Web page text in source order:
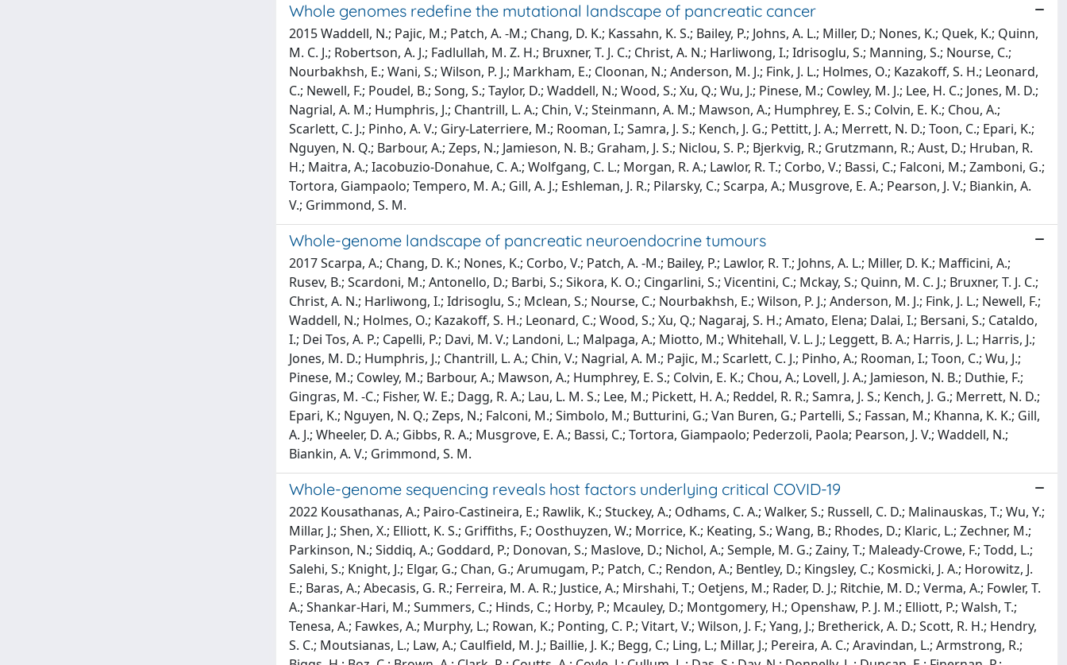
Whole genomes redefine the mutational landscape of pancreatic cancer
2015 Waddell, N.; Pajic, M.; Patch, A. -M.; Chang, D. K.; Kassahn, K. S.; Bailey, P.; Johns, A. L.; Miller, D.; Nones, K.; Quek, K.; Quinn,
M. C. J.; Robertson, A. J.; Fadlullah, M. Z. H.; Bruxner, T. J. C.; Christ, A. N.; Harliwong, I.; Idrisoglu, S.; Manning, S.; Nourse, C.;
Nourbakhsh, E.; Wani, S.; Wilson, P. J.; Markham, E.; Cloonan, N.; Anderson, M. J.; Fink, J. L.; Holmes, O.; Kazakoff, S. H.; Leonard,
C.; Newell, F.; Poudel, B.; Song, S.; Taylor, D.; Waddell, N.; Wood, S.; Xu, Q.; Wu, J.; Pinese, M.; Cowley, M. J.; Lee, H. C.; Jones, M. D.;
Nagrial, A. M.; Humphris, J.; Chantrill, L. A.; Chin, V.; Steinmann, A. M.; Mawson, A.; Humphrey, E. S.; Colvin, E. K.; Chou, A.;
Scarlett, C. J.; Pinho, A. V.; Giry-Laterriere, M.; Rooman, I.; Samra, J. S.; Kench, J. G.; Pettitt, J. A.; Merrett, N. D.; Toon, C.; Epari, K.;
Nguyen, N. Q.; Barbour, A.; Zeps, N.; Jamieson, N. B.; Graham, J. S.; Niclou, S. P.; Bjerkvig, R.; Grutzmann, R.; Aust, D.; Hruban, R.
H.; Maitra, A.; Iacobuzio-Donahue, C. A.; Wolfgang, C. L.; Morgan, R. A.; Lawlor, R. T.; Corbo, V.; Bassi, C.; Falconi, M.; Zamboni, G.;
Tortora, Giampaolo; Tempero, M. A.; Gill, A. J.; Eshleman, J. R.; Pilarsky, C.; Scarpa, A.; Musgrove, E. A.; Pearson, J. V.; Biankin, A.
V.; Grimmond, S. M.
Whole-genome landscape of pancreatic neuroendocrine tumours
2017 Scarpa, A.; Chang, D. K.; Nones, K.; Corbo, V.; Patch, A. -M.; Bailey, P.; Lawlor, R. T.; Johns, A. L.; Miller, D. K.; Mafficini, A.;
Rusev, B.; Scardoni, M.; Antonello, D.; Barbi, S.; Sikora, K. O.; Cingarlini, S.; Vicentini, C.; Mckay, S.; Quinn, M. C. J.; Bruxner, T. J. C.;
Christ, A. N.; Harliwong, I.; Idrisoglu, S.; Mclean, S.; Nourse, C.; Nourbakhsh, E.; Wilson, P. J.; Anderson, M. J.; Fink, J. L.; Newell, F.;
Waddell, N.; Holmes, O.; Kazakoff, S. H.; Leonard, C.; Wood, S.; Xu, Q.; Nagaraj, S. H.; Amato, Elena; Dalai, I.; Bersani, S.; Cataldo,
I.; Dei Tos, A. P.; Capelli, P.; Davi, M. V.; Landoni, L.; Malpaga, A.; Miotto, M.; Whitehall, V. L. J.; Leggett, B. A.; Harris, J. L.; Harris, J.;
Jones, M. D.; Humphris, J.; Chantrill, L. A.; Chin, V.; Nagrial, A. M.; Pajic, M.; Scarlett, C. J.; Pinho, A.; Rooman, I.; Toon, C.; Wu, J.;
Pinese, M.; Cowley, M.; Barbour, A.; Mawson, A.; Humphrey, E. S.; Colvin, E. K.; Chou, A.; Lovell, J. A.; Jamieson, N. B.; Duthie, F.;
Gingras, M. -C.; Fisher, W. E.; Dagg, R. A.; Lau, L. M. S.; Lee, M.; Pickett, H. A.; Reddel, R. R.; Samra, J. S.; Kench, J. G.; Merrett, N. D.;
Epari, K.; Nguyen, N. Q.; Zeps, N.; Falconi, M.; Simbolo, M.; Butturini, G.; Van Buren, G.; Partelli, S.; Fassan, M.; Khanna, K. K.; Gill,
A. J.; Wheeler, D. A.; Gibbs, R. A.; Musgrove, E. A.; Bassi, C.; Tortora, Giampaolo; Pederzoli, Paola; Pearson, J. V.; Waddell, N.;
Biankin, A. V.; Grimmond, S. M.
Whole-genome sequencing reveals host factors underlying critical COVID-19
2022 Kousathanas, A.; Pairo-Castineira, E.; Rawlik, K.; Stuckey, A.; Odhams, C. A.; Walker, S.; Russell, C. D.; Malinauskas, T.; Wu, Y.; Millar, J.; Shen, X.; Elliott, K. S.; Griffiths, F.; Oosthuyzen, W.; Morrice, K.; Keating, S.; Wang, B.; Rhodes, D.; Klaric, L.; Zechner, M.; Parkinson, N.; Siddiq, A.; Goddard, P.; Donovan, S.; Maslove, D.; Nichol, A.; Semple, M. G.; Zainy, T.; Maleady-Crowe, F.; Todd, L.; Salehi, S.; Knight, J.; Elgar, G.; Chan, G.; Arumugam, P.; Patch, C.; Rendon, A.; Bentley, D.; Kingsley, C.; Kosmicki, J. A.; Horowitz, J. E.; Baras, A.; Abecasis, G. R.; Ferreira, M. A. R.; Justice, A.; Mirshahi, T.; Oetjens, M.; Rader, D. J.; Ritchie, M. D.; Verma, A.; Fowler, T. A.; Shankar-Hari, M.; Summers, C.; Hinds, C.; Horby, P.; Mcauley, D.; Montgomery, H.; Openshaw, P. J. M.; Elliott, P.; Walsh, T.; Tenesa, A.; Fawkes, A.; Murphy, L.; Rowan, K.; Ponting, C. P.; Vitart, V.; Wilson, J. F.; Yang, J.; Bretherick, A. D.; Scott, R. H.; Hendry, S. C.; Moutsianas, L.; Law, A.; Caulfield, M. J.; Baillie, J. K.; Begg, C.; Ling, L.; Millar, J.; Pereira, A. C.; Aravindan, L.; Armstrong, R.; Biggs, H.; Boz, C.; Brown, A.; Clark, R.; Coutts, A.; Coyle, J.; Cullum, L.; Das, S.; Day, N.; Donnelly, L.; Duncan, E.; Finernan, P.; Fourman, M. H.; Furlong, A.; Furniss, J.; Gallagher, B.; Gilchrist, T.; Golightly, A.; Hafezi, K.; Hamilton, D.; Hendry, R.; Law, D.; Law, R.; Law, S.; Lidstone-Scott, R.; Macgillivray, L.; Maclean, A.; Mal, H.; Mccafferty, S.; Mcmaster, E.; Meikle, J.; Moore, S. C.; Murphy, S.; Hellen, M.; Zheng, C.; Chen, J.; Paterson, T.; Schon, K.; Stenhouse, A.; Das, M.; Swets, M.; Szoor-McElhinney, H.; Taneski, F.; Turtle, L.; Wackett, T.; Ward, M.; Weaver, J.; Wrobel, N.; Arbane, G.; Bociek, A.; Campos, S.; Grau, N.; Jones, T. O.; Lim, R.; Marotti, M.; Ostermann, M.; Whitton, C.; Alldis, Z.; Astin-Chamberlain, R.; Bibi, F.; Biddle, J.; Blow, S.; Bolton, M.; Borra, C.; Bowles, R.; Burton, M.; Choudhury, Y.; Collier, D.; Cox, A.; Easthope, A.; Ebano, P.; Fotiadis, S.; Gurasashvili, J.; Halls, R.; Hartridge, P.; Kallon, D.; Kassam, J.; Lancoma-Malcolm, I.; Matharu, M.; May, P.; Mitchelmore, O.; Newman, T.; Patel, M.; Pheby, J.; Pinzuti, I.; Prime, Z.; Prysyazhna, O.; Shiel, J.; Taylor, M.; Tierney, C.; Wood, S.; Zak, A.; Zongo, O.; Bonner, S.; Hugill, K.; Jones, J.; Liggett, S.; Headlam, E.; Bandla, N.; Gellamucho, M.; Davies, M.; Thompson, C.; Abdelrazik, M.; Bakthavatsalam, D.; Elhassan, M.; Ganesan, A.; Haldeos, A.; Moreno-Cuesta, J.; Purohit, D.; Vincent, R.; Xavier, K.; Kumar, R.; Frater, Alessia; Saleem, M.; Carter, D.; Jenkins, S.; Lamond, Z.; Wall, A.; Fernandez-Roman, J.; Hamilton, D. O.; Johnson, E.; Johnston, B.; Martinez Guzman, Maria Loreto; Mulla, S.; Shaw, D.; Waite, A. A. C.; Waugh, V.; Welters, I. D.; Williams, K.; Cavazza, A.; Cockrell, M.; Corcoran, E.; Depante, M.; Finney, C.; Jerome, E.; Mcphail, M.; Nayak, M.; Noble, H.; O'Reilly, K.; Pappa, E.; Saha, R.; Saha, S.; Smith, Jenovia Amisti; Knighton, A.; Antcliffe, D.; Banach, D.; Brett, S.; Coghlan, P.; Fernandez, Z.; Gordon, A.; Rojo, R.; Arias, S. S.; Templeton, M.; Meredith, M.; Morris, L.; Ryan, L.; Clark, A.; Sampson, J.; Peters, C.; Dent, M.; Langley, M.; Ashraf, Sana; Wei, S.; Andrew, A.; Bashyal, A.; Davidson, N.; Hutton, P.; Mckechnie, S.; Wilson, J.; Baptista, D.; Crowe, R.; Fernandes, R.; Herdman-Grant, R.; Joseph, A.; O'Connor, D.; Allen, M.; Loveridge, A.; Mckenley, I.; Morino, E.; Naranjo, A.; Simms, R.; Sollesta, K.; Swain, A.; Venkatesh, H.; Khera, J.; Fox, J.; Andrew, G.; Barclay, L.; Callaghan, M.; Campbell, R.; Clark, S.; Hope, D.; Marshall, L.; Mcculloch, C.; Briton, K.; Singleton, J.; Birch, S.; Brimfield, L.; Daly, Z.; Pogson, D.; Rose, S.; Nown, A.; Battle, C.; Brinkworth, E.; Harford, R.; Murphy, C.; Newey, L.; Rees, T.; Williams, M.; Arnold, S.; Polgarova, P.; Stroud, K.; Meaney, E.; Jones, M.; Ng, A.; Agrawal, S.; Pathan, N.; White, D.; Daubney, E.; Elston, K.; Grauslyte, L.; Hussain, M.; Phull, M.; Pogreban, T.; Rosaroso, L.; Salciute, E.; Franke, G.; Wong, J.; George, A.; de Gordoa, L. O. -R.; Peasgood, E.; Phillips, C.; Bates, M.; Dasgin, J.; Gill, J.; Nilsson, A.; Scriven, J.; Collins, A.; Khaliq, W.; Gude, E. T.; Delgado, C. C.; Dawson, D.; Ding, L.; Durrant, G.; Ezeobu, O.; Farnell-Ward, S.; Harrison, A.; Kanu, R.; Leaver, S.; Maccacari, E.; Manna, S.; Saluzzio, R. P.; Queiroz, J.; Samakomva, T.; Sicat, C.; Texeira, J.; Da Gloria, E. F.; Lisboa, A.; Rawlins, J.; Mathew, J.; Kinch, A.; Hurt, W. J.; Shah, N.; Clark, V.; Thanasi, M.; Yun, N.; Patel, K.; Bennett, S.; Goodwin, E.; Jackson, M.; Kent, A.; Tibke, C.; Woodyatt, W.; Zaki, A.; Abraheem, A.; Bamford, P.; Cawley, K.; Dunmore, C.; Faulkner, M.; Girach, R.; Jeffrey, H.; Jones, R.; London, E.; Nagra, I.; Nasir, F.; Sainsbury, H.; Smedley, C.; Patel, T.; Smith, M.; Chukkambotla, S.; Kazi, A.; Hartley, J.; Dykes, J.; Hijazi, M.; Keith, S.; Khan, M.; Ryan-Smith, J.; Springle, P.; Thomas, J.; Truman, N.; Saad, S.; Coleman, D.; Fine, C.; Matt, R.; Gay, B.; Dalziel, J.; Ali, S.; Goodchild, D.; Harling, R.; Bhatterjee, R.; Goddard, W.; Davison, C.; Duberly, S.; Hargreaves, J.; Bolton, R.; Davey, M.; Golden, D.; Seaman, R.; Cherian, S.; Cutler, S.; Heron, A. E.; Roynon-Reed, A.; Szakmany, T.; Williams, G.; Richards, O.; Cheema, Y.; Brooke, H.; Buckley, S.; Suarez, J. C.; Charlesworth, R.; Hansson, K.; Norris, J.; Poole, A.; Rose, A.; Sandhu, R.; Sloan, B.; Smithson, E.; Thirumaran, M.; Wagstaff, V.; Metcalfe, A.; Brunton, M.; Caterson, J.; Coles, H.; Frise, M.; Rai, S. G.; Jacques, N.; Keating, L.; Tilney, E.; Bartley, S.; Bhuie, P.; Gibson, S.; Lyle, A.; Mcneela, F.; Radhakrishnan, J.; Hughes, A.; Yates, B.; Reynolds, J.; Campbell, H.; Thompsom, M.; Dodds, S.; Duffy, S.; Greer, S.; Shuker, K.; Tridente, A.; Khade, R.; Sundar, A.; Tsinaslanidis, G.; Birkinshaw, I.; Carter, J.; Howard, K.; Ingham, J.; Joy, R.; Pearson, H.; Roche, S.; Scott, Z.; Bancroft, H.; Bellamy, M.; Carmody, M.; Daglish, J.; Moore, F.; Rhodes, J.; Sangombe, M.; Kadiri, S.; Croft, M.; White, I.; Frost, V.; Aquino, M.; Jha, R.; Krishnamurthy, V.; Lim, L.; Lim, L.; Combes, E.; Joefield, T.; Monnery, S.; Beech, V.; Trotman, S.; Christine, Almaden-Boyle; Austin, P.; Cabrelli, L.; Cole, S.; Casey, M.; Chapman, S.; Whyte, C.; Baird, Y.; Butler, A.; Chadbourn, I.; Folkes, L.; Fox, H.; Gardner, A.; Gomez, R.; Hobden, G.; Hodgson, L.; King, K.; Margarson, M.; Martindale, T.; Meadows, E.; Raynard, D.; Thirlwall, Y.; Helm, D.; Margalef, J.; Criste, K.; Cusack, R.; Golder, K.; Golding, H.; Jones, O.; Leggett, S.; Male, M.; Marani, M.; Prager, K.; Williams, T.; Roberts, B.; Salmon, K.; Anderson, P.; Archer, K.; Austin, K.; Davis, C.; Durie, A.; Kelsall, O.; Thrush, J.; Vigurs, C.; Wild, L.; Wood, H. -L.; Tranter, H.; Harrison, A.; Cowley, N.; Mcalindon, M.; Burtenshaw, A.; Digby, S.; Low, E.; Morgan, A.; Cother, N.; Rankin, T.; Clayton, S.; Mccurdy, A.; Ahmed, C.; Baines, B.; Clamp, S.; Colley, J.; Haq, R.; Hayes, A.; Hulme, J.; Hussain, S.; Joseph, S.; Kumar, R.; Maqsood, Z.; Purewal, M.; Benham, L.; Bradshaw, Z.; Brown, J.; Caswell, M.; Cupitt, J.; Melling, S.; Preston, S.; Slawson, N.; Stoddard, E.; Warden, S.; Deacon, B.; Lynch, C.; Pothecary, C.; Roche, L.; Howe, G. S.; Singh, Jaywant; Turner, K.; Ellis, H.; Stroud, N.; Hunt, J.; Dearden, J.; Dobson, E.; Drummond, A.; Mulcahy, M.; Munt, S.; O'Connor, G.; Philbin, J.; Rishton, C.; Tully, R.; Winnard, S.; Cathcart, S.; Duffy, K.; Puxty, A.; Puxty, K.; Turner, L.; Ireland, J.; Semple, G.; Long, K.; Whiteley, S.; Wilby, E.; Ogg, B.; Cowton, A.; Kay, Abigail; Kent, M.; Potts, K.; Wilkinson, A.; Campbell, S.; Brown, E.; Melville, J.; Naisbitt, J.; Joseph, R.; Lazo, M.; Walton, O.; Neal, A.; Alexander, P.; Allen, S.; Bradley-Potts, J.; Brantwood, C.; Egan, J.; Felton, T.; Padden, G.; Ward, L.; Moss, S.; Glasgow, S.; Abel, L.; Brett, M.; Digby, B.; Gemmell, L.; Hornsby, J.; Macgoey, P.; O'Neil, P.; Price, R.; Rodden, N.; Rooney, K.; Sundaram, R.; Thomson, N.; Hopkins, B.; Thrasyvoulou, L.; Willis, H.; Clark, M.; Coulding, M.; Jude, E.; Mccormick, J.; Mercer, O.; Potla, D.; Rehman, H.; Savill, H.; Turner, V.; Downes, C.; Holding, K.; Riches, K.; Hilton, M.; Hayman, M.; Subramanian, D.; Daniel, P.; Adanini, O.; Bhatia, N.; Msiska, M.; Collins, R.; Clement, I.; Patel, B.; Gulati, A.; Hays, C.; Webster, K.; Hudson, A.; Webster, A.; Stephenson, E.; Mccormack, L.; Slater, V.; Nixon, R.; Hanson, H.; Fearby, M.; Kelly, S.; Bridgett, V.; Robinson, P.; Camsooksai, J.; Humphrey, C.; Jenkins, S.; Reschreiter, H.; Wadams, B.; Death, Y.; Bastion, V.; Clarke, D.; David, B.; Kent, H.; Lorusso, Riccardo; Lubimbi, G.; Murdoch, S.; Penacerrada, M.; Thomas, A.; Valentine, J.; Vochin, A.; Wulandari, R.; Djeugam, B.; Bell, G.; English, K.; Katary, A.; Wilcox, L.; Bruce, M.; Connolly, K.; Duncan, T.; Michael, H. T.; Lindergard, G.; Hey, S.; Fox, C.; Alfonso, J.; Durrans, L. J.; Guerin, J.; Blackledge, B.; Harris, J.; Hruska, M.; Eltayeb, A.; Lamb, T.; Hodgkiss, T.; Cooper, L.; Rothwell, J.; Allan, A.; Anderson, F.; Kaye, C.; Liew, J.; Medhora, J.; Scott, T.; Trumper, E.; Botello, A.; Lankester, L.; Nikitas, N.; Wells, C.; Stowe, B.; Spencer, K.; Brandwood, C.; Smith, L.; Birchall, K.; Kolakaluri, L.; Baines, D.; Sukumaran, A.; Apetri, E.; Basikolo, C.; Catlow, L.; Charles, B.; Dark, P.; Doonan, R.; Harvey, A.; Horner, D.; Knowles, K.; Lee, S.; Lomas, D.; Lyons, C.; Marsden, T.; Mclaughlan, D.; Mcmorrow, L.; Pendlebury, J.; Perez, J.; Poulaka, M.; Proudfoot, N.; Slaughter, M.; Slevin, K.; Thomas, V.; Walker, D.; Michael, A.; Collis, M.; Cosier, T.; Millen, G.; Richardson, N.; Schumacher, N.; Weston, H.; Rand, J.; Baxter, N.; Henderson, S.; Kennedy-Hay, S.; Mcparland, C.; Rooney, L.; Sim, M.; Mccreath, G.; Akeroyd, L.; Bano, S.; Bromley, M.; Gurr, L.; Lawton, T.; Morgan, J.; Sellick, K.; Warren, D.; Wilkinson, B.; Mcgowan, J.; Ledgard, C.; Stacey, A.; Pye, K.; Bellwood, R.; Bentley, M.; Bewley, J.; Garland, Z.; Grimmer, L.; Gumbrill, B.; Johnson, R.; Sweet, K.; Webster, D.; Eff